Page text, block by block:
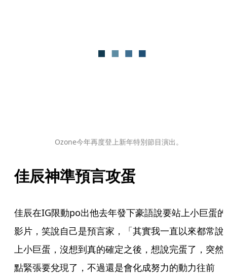
Ozone今年再度登上新年特別節目演出。
佳辰神準預言攻蛋
佳辰在IG限動po出他去年發下豪語說要站上小巨蛋的
影片，笑說自己是預言家，「其實我一直以來都常說
上小巨蛋，沒想到真的確定之後，想說完蛋了，突然
點緊張要兌現了，不過還是會化成努力的動力往前